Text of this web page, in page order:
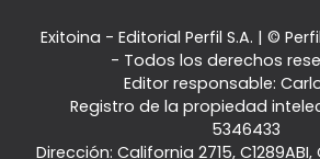
Exitoina - Editorial Perfil S.A. | ©
- Todos los derechos
Editor responsable:
Registro de la propiedad
5346433
Dirección: California 2715, C1289ABI,